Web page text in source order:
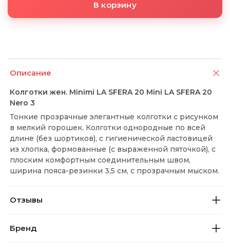
В корзину
Описание
Колготки жен. Minimi LA SFERA 20 Mini LA SFERA 20
Nero 3
Тонкие прозрачные элегантные колготки с рисунком
в мелкий горошек. Колготки однородные по всей
длине (без шортиков), с гигиенической ластовицей
из хлопка, формованные (с выраженной пяточкой), с
плоским комфортным соединительным швом,
ширина пояса-резинки 3,5 см, с прозрачным мыском.
Отзывы
Бренд